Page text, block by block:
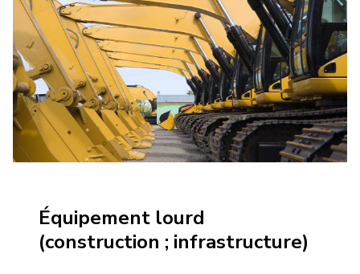
Équipement lourd
(construction ; infrastructure)